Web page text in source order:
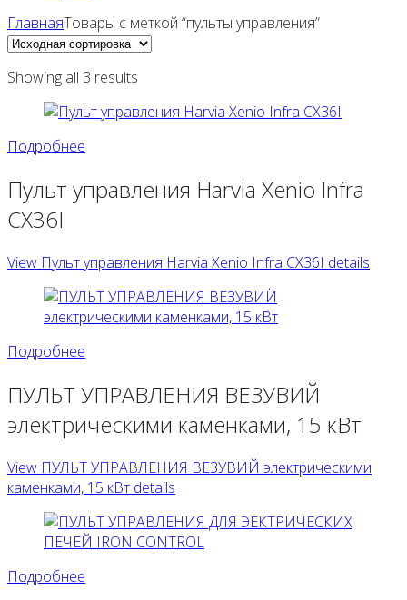
ГлавнаяТовары с меткой “пульты управления”
Showing all 3 results
Подробнее
Пульт управления Harvia Xenio Infra
CX36I
View Пульт управления Harvia Xenio Infra CX36I details
Подробнее
ПУЛЬТ УПРАВЛЕНИЯ ВЕЗУВИЙ
электрическими каменками, 15 кВт
View ПУЛЬТ УПРАВЛЕНИЯ ВЕЗУВИЙ электрическими
каменками, 15 кВт details
Подробнее